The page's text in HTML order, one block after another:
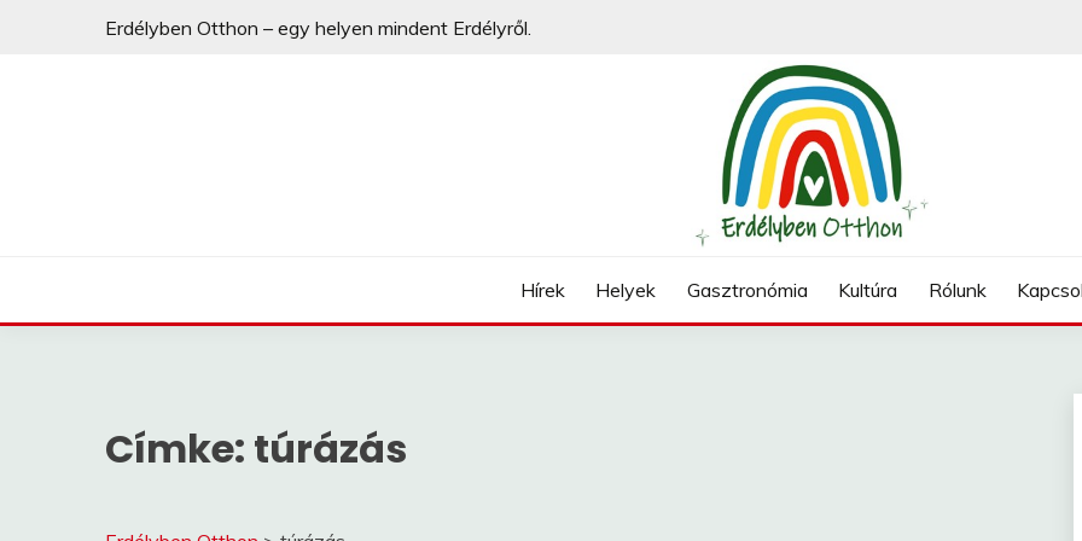
Erdélyben Otthon – egy helyen mindent Erdélyről.
ERDÉLYBEN OTTHON
Hírek
Helyek Gasztronómia Kultúra Rólunk
Címke: túrázás